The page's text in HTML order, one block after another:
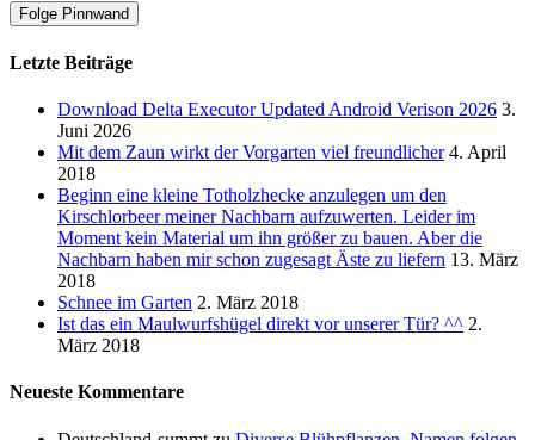
Folge Pinnwand
Letzte Beiträge
Download Delta Executor Updated Android Verison 2026 3.
Juni 2026
Mit dem Zaun wirkt der Vorgarten viel freundlicher 4. April
2018
Beginn eine kleine Totholzhecke anzulegen um den
Kirschlorbeer meiner Nachbarn aufzuwerten. Leider im
Moment kein Material um ihn größer zu bauen. Aber die
Nachbarn haben mir schon zugesagt Äste zu liefern 13. März
2018
Schnee im Garten 2. März 2018
Ist das ein Maulwurfshügel direkt vor unserer Tür? ^^ 2.
März 2018
Neueste Kommentare